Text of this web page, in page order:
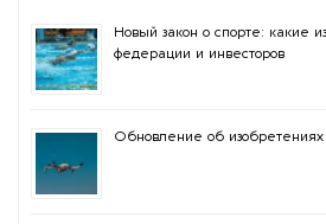
Новый закон о спорте: какие
федерации и инвесторов
Обновление об изобретениях